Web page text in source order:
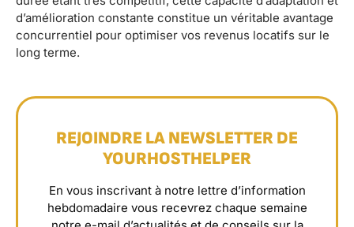
d’amélioration constante constitue un véritable avantage
concurrentiel pour optimiser vos revenus locatifs sur le
long terme.
REJOINDRE LA NEWSLETTER DE
YOURHOSTHELPER
En vous inscrivant à notre lettre d’information
hebdomadaire vous recevrez chaque semaine